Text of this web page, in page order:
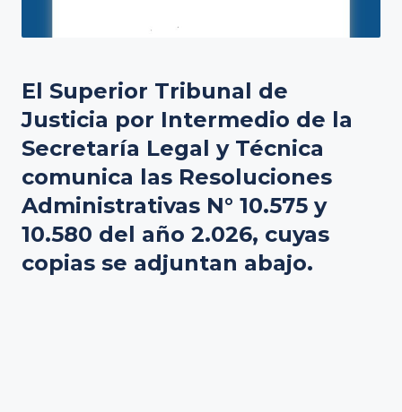
El Superior Tribunal de
Justicia por Intermedio de la
Secretaría Legal y Técnica
comunica las Resoluciones
Administrativas N° 10.575 y
10.580 del año 2.026, cuyas
copias se adjuntan abajo.